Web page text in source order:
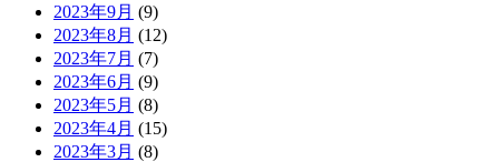
2023年9月 (9)
2023年8月 (12)
2023年7月 (7)
2023年6月 (9)
2023年5月 (8)
2023年4月 (15)
2023年3月 (8)